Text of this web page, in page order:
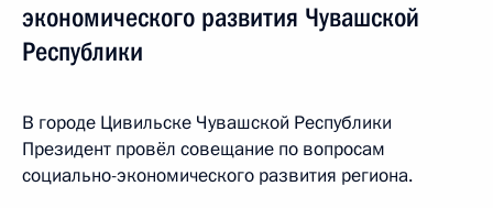
экономического развития Чувашской
Республики
В городе Цивильске Чувашской Республики
Президент провёл совещание по вопросам
социально-экономического развития региона.